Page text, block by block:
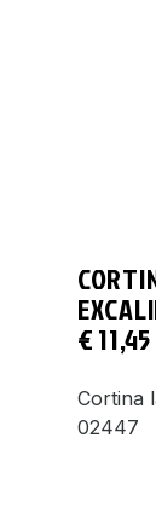
€11,45
Cortina
02447